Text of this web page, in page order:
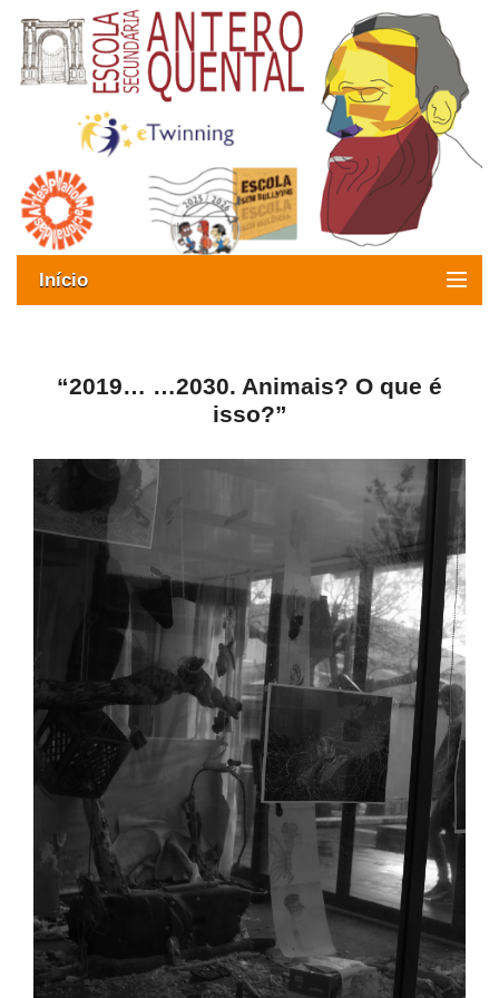
Início
Oferta formativa
ESAQ sem Bullying
SASE
Clubes Escolares
ESAQ
@parlamentodosjovens_esaq
@esaq.erasmus
@oficina.do.largo
@clube_robotica.esaq
ESCOLA
ALUNOS
“2019… …2030. Animais? O que é
isso?”